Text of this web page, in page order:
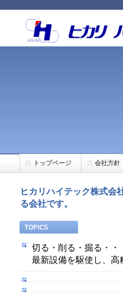
ヒカリハイテック株式会
る会社です。
TOPICS
切る・削る・掘る・
最新設備を駆使し、
トップページ 会社方針